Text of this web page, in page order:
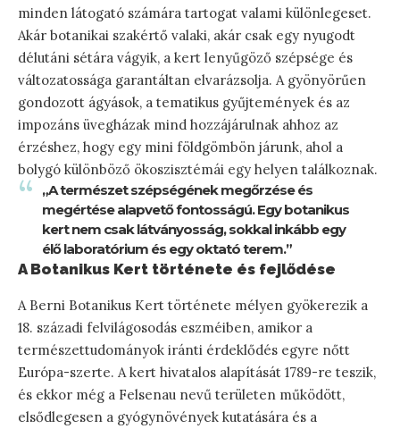
minden látogató számára tartogat valami különlegeset.
Akár botanikai szakértő valaki, akár csak egy nyugodt
délutáni sétára vágyik, a kert lenyűgöző szépsége és
változatossága garantáltan elvarázsolja. A gyönyörűen
gondozott ágyások, a tematikus gyűjtemények és az
impozáns üvegházak mind hozzájárulnak ahhoz az
érzéshez, hogy egy mini földgömbön járunk, ahol a
bolygó különböző ökoszisztémái egy helyen találkoznak.
„A természet szépségének megőrzése és
megértése alapvető fontosságú. Egy botanikus
kert nem csak látványosság, sokkal inkább egy
élő laboratórium és egy oktató terem.”
A Botanikus Kert története és fejlődése
A Berni Botanikus Kert története mélyen gyökerezik a
18. századi felvilágosodás eszméiben, amikor a
természettudományok iránti érdeklődés egyre nőtt
Európa-szerte. A kert hivatalos alapítását 1789-re teszik,
és ekkor még a Felsenau nevű területen működött,
elsődlegesen a gyógynövények kutatására és a